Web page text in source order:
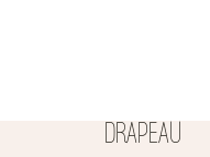
DRAPEAU